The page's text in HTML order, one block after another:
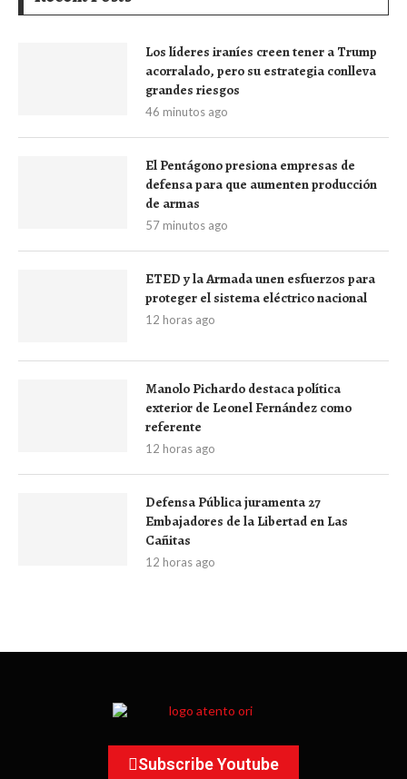
Los líderes iraníes creen tener a Trump
acorralado, pero su estrategia conlleva
grandes riesgos
46 minutos ago
El Pentágono presiona empresas de
defensa para que aumenten producción
de armas
57 minutos ago
ETED y la Armada unen esfuerzos para
proteger el sistema eléctrico nacional
12 horas ago
Manolo Pichardo destaca política
exterior de Leonel Fernández como
referente
12 horas ago
Defensa Pública juramenta 27
Embajadores de la Libertad en Las
Cañitas
12 horas ago
Subscribe Youtube